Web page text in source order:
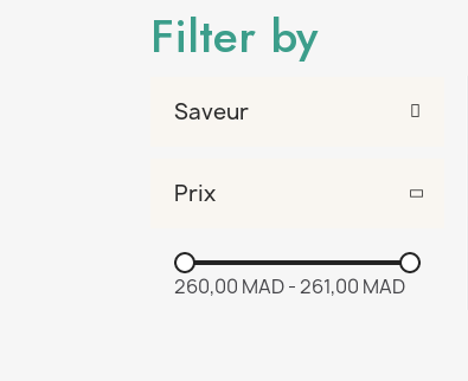
Filter by
Saveur
Prix
260,00 MAD-261,00 MAD